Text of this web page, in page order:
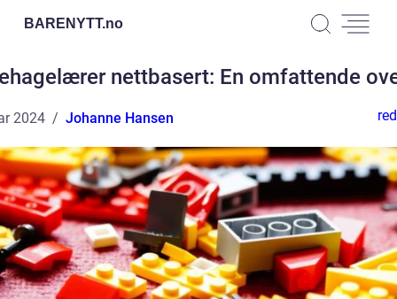
BARENYTT.no
nettbasert: En omfattende
2024 Johanne Hansen